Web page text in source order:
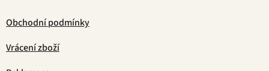
Obchodní podmínky
Vrácení zboží